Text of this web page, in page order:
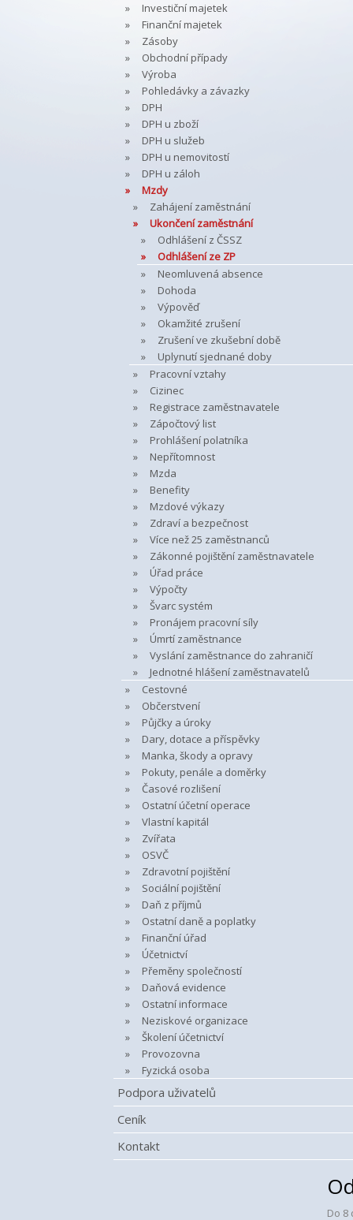
Investiční majetek
Finanční majetek
Zásoby
Obchodní případy
Výroba
Pohledávky a závazky
DPH
DPH u zboží
DPH u služeb
DPH u nemovitostí
DPH u záloh
Mzdy
Zahájení zaměstnání
Ukončení zaměstnání
Odhlášení z ČSSZ
Odhlášení ze ZP
Neomluvená absence
Dohoda
Výpověď
Okamžité zrušení
Zrušení ve zkušební době
Uplynutí sjednané doby
Pracovní vztahy
Cizinec
Registrace zaměstnavatele
Zápočtový list
Prohlášení polatníka
Nepřítomnost
Mzda
Benefity
Mzdové výkazy
Zdraví a bezpečnost
Více než 25 zaměstnanců
Zákonné pojištění zaměstnavatele
Úřad práce
Výpočty
Švarc systém
Pronájem pracovní síly
Úmrtí zaměstnance
Vyslání zaměstnance do zahraničí
Jednotné hlášení zaměstnavatelů
Cestovné
Občerstvení
Půjčky a úroky
Dary, dotace a příspěvky
Manka, škody a opravy
Pokuty, penále a doměrky
Časové rozlišení
Ostatní účetní operace
Vlastní kapitál
Zvířata
OSVČ
Zdravotní pojištění
Sociální pojištění
Daň z příjmů
Ostatní daně a poplatky
Finanční úřad
Účetnictví
Přeměny společností
Daňová evidence
Ostatní informace
Neziskové organizace
Školení účetnictví
Provozovna
Fyzická osoba
Podpora uživatelů
Ceník
Kontakt
Do